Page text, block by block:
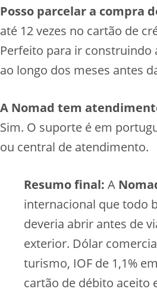
Posso parcelar a compra
até 12 vezes no cartão de
Perfeito para ir construindo
ao longo dos meses antes
A Nomad tem
Sim. O suporte é em
ou central de atendimento.
Resumo final: A
internacional que todo
deveria abrir antes de
exterior. Dólar
turismo, IOF de 1,1%
cartão de débito aceito